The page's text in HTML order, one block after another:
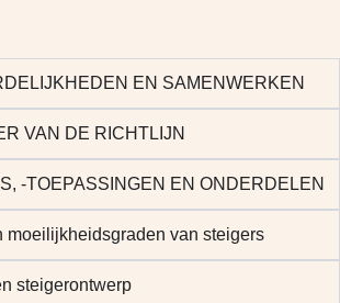
EN SAMENWERKEN
VAN DE RICHTLIJN
-TOEPASSINGEN EN ONDERDELEN
moeilijkheidsgraden van steigers
steigerontwerp